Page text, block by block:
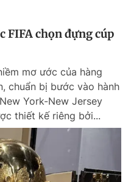
24h
360
FIFA chọn đựng cúp
mơ ước của hàng
chuẩn bị bước vào hành
York-New Jersey
thiết kế riêng bởi...